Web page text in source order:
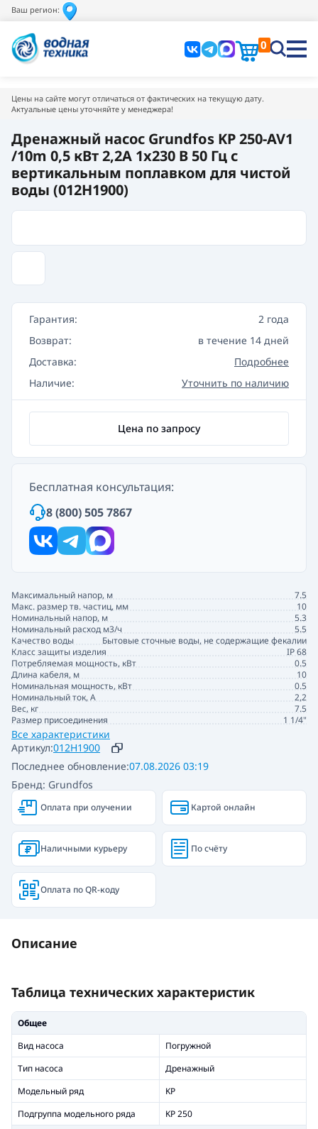
Ваш регион:
0
Цены на сайте могут отличаться от фактических на текущую дату.
Актуальные цены уточняйте у менеджера!
Дренажный насос Grundfos KP 250-AV1
/10m 0,5 кВт 2,2A 1x230 В 50 Гц с
вертикальным поплавком для чистой
воды (012H1900)
Артикул:012H1900
Бренд: Grundfos
Последнее обновление:07.08.2026 03:19
Максимальный напор, м
7.5
Макс. размер тв. частиц, мм
10
Номинальный напор, м
5.3
Номинальный расход м3/ч
5.5
Качество воды
Бытовые сточные воды, не содержащие фекалии
Класс защиты изделия
IP 68
Потребляемая мощность, кВт
0.5
Длина кабеля, м
10
Номинальная мощность, кВт
0.5
Номинальный ток, А
2,2
Вес, кг
7.5
Размер присоединения
1 1/4"
Все характеристики
Гарантия:
2 года
Возврат:
в течение 14 дней
Доставка:
Подробнее
Наличие:
Уточнить по наличию
Цена по запросу
Бесплатная консультация:
8 (800) 505 7867
Оплата при олучении Картой онлайн
Наличными курьеру По счёту
Оплата по QR-коду
Описание
Таблица технических характеристик
Общее
Вид насоса
Погружной
Тип насоса
Дренажный
Модельный ряд
KP
Подгруппа модельного ряда
KP 250